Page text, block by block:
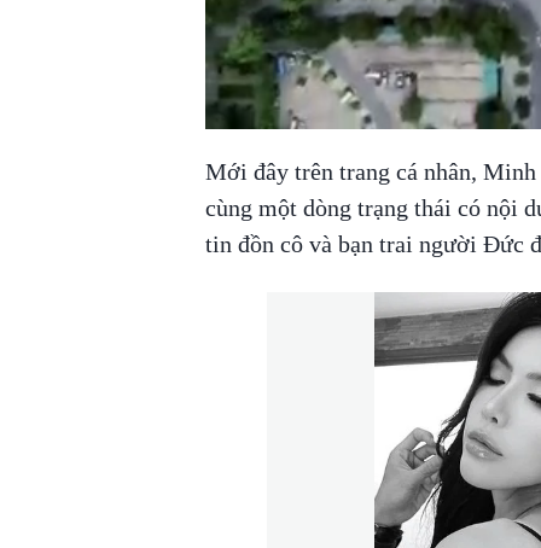
Mới đây trên trang cá nhân,
cùng một dòng trạng thái có nội
tin đồn cô và bạn trai người Đức